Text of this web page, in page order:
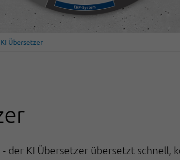
Übersetzer
der KI Übersetzer übersetzt schnell,